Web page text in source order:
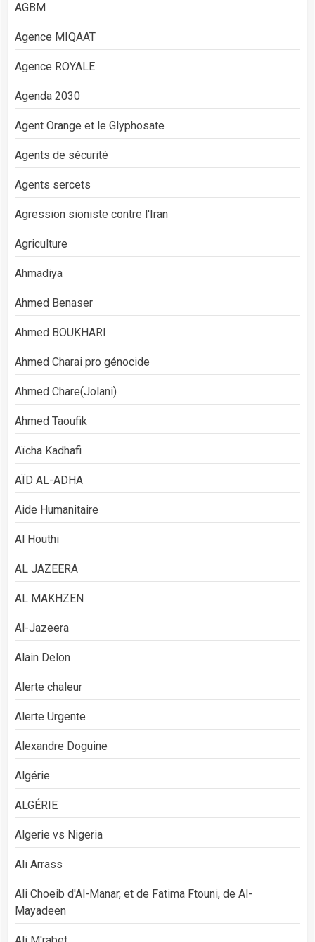
AGBM
Agence MIQAAT
Agence ROYALE
Agenda 2030
Agent Orange et le Glyphosate
Agents de sécurité
Agents sercets
Agression sioniste contre l'Iran
Agriculture
Ahmadiya
Ahmed Benaser
Ahmed BOUKHARI
Ahmed Charai pro génocide
Ahmed Chare(Jolani)
Ahmed Taoufik
Aïcha Kadhafi
AÏD AL-ADHA
Aide Humanitaire
Al Houthi
AL JAZEERA
AL MAKHZEN
Al-Jazeera
Alain Delon
Alerte chaleur
Alerte Urgente
Alexandre Doguine
Algérie
ALGÉRIE
Algerie vs Nigeria
Ali Arrass
Ali Choeib d'Al-Manar, et de Fatima Ftouni, de Al-
Mayadeen